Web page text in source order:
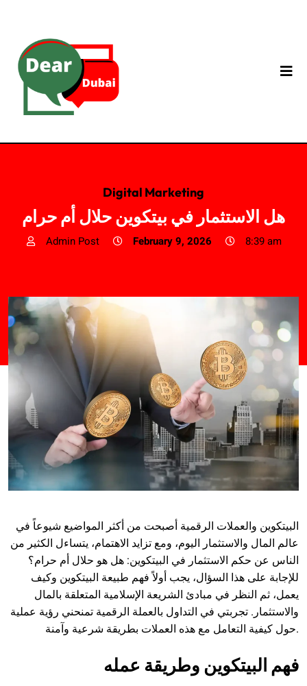
Digital Marketing
هل الاستثمار في بيتكوين حلال أم حرام
Admin Post February 9, 2026 8:39 am
البيتكوين والعملات الرقمية أصبحت من أكثر المواضيع شيوعاً في
عالم المال والاستثمار اليوم، ومع تزايد الاهتمام، يتساءل الكثير من
الناس عن حكم الاستثمار في البيتكوين: هل هو حلال أم حرام؟
للإجابة على هذا السؤال، يجب أولاً فهم طبيعة البيتكوين وكيف
يعمل، ثم النظر في مبادئ الشريعة الإسلامية المتعلقة بالمال
والاستثمار. تجربتي في التداول بالعملة الرقمية تمنحني رؤية عملية
حول كيفية التعامل مع هذه العملات بطريقة شرعية وآمنة.
فهم البيتكوين وطريقة عمله